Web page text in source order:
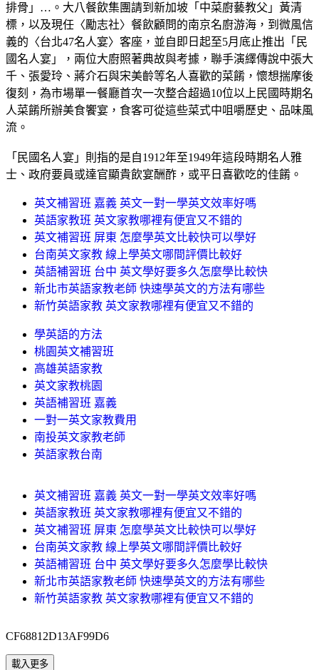
排骨」…。大八餐飲集團請到新加坡「中菜廚藝教父」黃清
標，以及現任〈勵志社〉餐飲顧問的南京名廚游海，到微風信
義的〈台北47名人宴〉客座，並自即日起至5月底止推出「民
國名人宴」，兩位大廚照著典故與考據，聯手演繹傳說中張大
千、張愛玲、蔣介石與宋美齡等名人喜歡的菜餚，懷想揣摩後
復刻，為市場單一餐廳首次一次整合超過10位以上民國時期名
人菜餚所辦美食饗宴，食客可從這些菜式中咀嚼歷史、品味風
流。
「民國名人宴」則指的是自1912年至1949年這段時期名人雅
士、政府要員或達官顯貴飲宴酬酢，或平日喜歡吃的佳餚。
英文補習班 嘉義 英文一對一學英文效率好嗎
英語家教班 英文家教哪裡有便宜又不錯的
英文補習班 屏東 怎麼學英文比較快可以學好
台南英文家教 線上學英文哪間評價比較好
英語補習班 台中 英文學好要多久怎麼學比較快
新北市英語家教老師 快速學英文的方法有哪些
新竹英語家教 英文家教哪裡有便宜又不錯的
學英語的方法
桃園英文補習班
高雄英語家教
英文家教桃園
英語補習班 嘉義
一對一英文家教費用
南投英文家教老師
英語家教台南
英文補習班 嘉義 英文一對一學英文效率好嗎
英語家教班 英文家教哪裡有便宜又不錯的
英文補習班 屏東 怎麼學英文比較快可以學好
台南英文家教 線上學英文哪間評價比較好
英語補習班 台中 英文學好要多久怎麼學比較快
新北市英語家教老師 快速學英文的方法有哪些
新竹英語家教 英文家教哪裡有便宜又不錯的
CF68812D13AF99D6
載入更多